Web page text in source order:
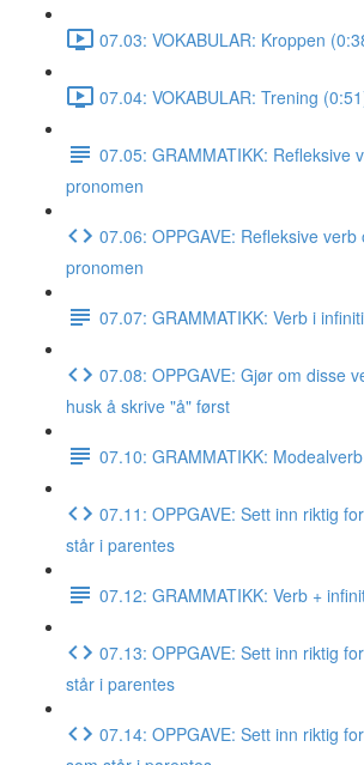
07.03: VOKABULAR: Kroppen
07.04: VOKABULAR: Trening
07.05: GRAMMATIKK: Refleksive
pronomen
07.06: OPPGAVE: Refleksive verb
pronomen
07.07: GRAMMATIKK: Verb i
07.08: OPPGAVE: Gjør om disse
husk å skrive "å" først
07.10: GRAMMATIKK:
07.11: OPPGAVE: Sett inn riktig
står i parentes
07.12: GRAMMATIKK: Verb +
07.13: OPPGAVE: Sett inn riktig
står i parentes
07.14: OPPGAVE: Sett inn riktig